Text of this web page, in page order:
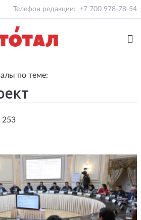
Телефон редакции: +7 700 978-78-54
по теме:
253